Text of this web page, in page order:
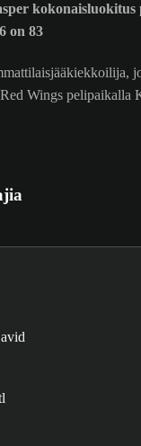
kokonaisluokitus
on 83
Wings pelipaikalla